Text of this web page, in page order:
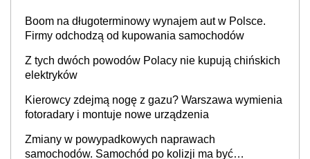
Boom na długoterminowy wynajem aut w Polsce.
Firmy odchodzą od kupowania samochodów
Z tych dwóch powodów Polacy nie kupują chińskich
elektryków
Kierowcy zdejmą nogę z gazu? Warszawa wymienia
fotoradary i montuje nowe urządzenia
Zmiany w powypadkowych naprawach
samochodów. Samochód po kolizji ma być